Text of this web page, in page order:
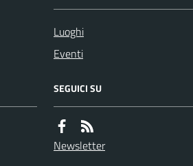
Luoghi
Eventi
SEGUICI SU
Newsletter